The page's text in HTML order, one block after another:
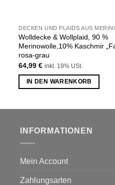
Wolldecke & Wollplaid, 90 %
Merinowolle,10% Kaschmir
rosa-grau
64,99€ inkl. 19% USt.
IN DEN WARENKORB
INFORMATIONEN
Mein Account
Zahlungsarten